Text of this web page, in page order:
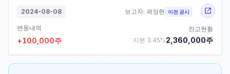
2024-08-08 보고자: 곽정현 이전 공시
변동내역
+100,000주
잔고현황
지분 3.45%2,360,000주